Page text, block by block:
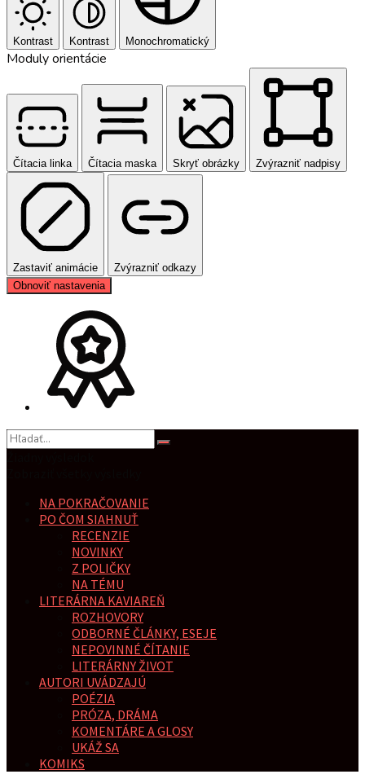
Kontrast Kontrast Monochromatický
Moduly orientácie
Čítacia linka Čítacia maska Skryť obrázky Zvýrazniť nadpisy
Zastaviť animácie
Zvýrazniť odkazy
Obnoviť nastavenia
NA POKRAČOVANIE
PO ČOM SIAHNUŤ
RECENZIE
NOVINKY
Z POLIČKY
NA TÉMU
LITERÁRNA KAVIAREŇ
ROZHOVORY
ODBORNÉ ČLÁNKY, ESEJE
NEPOVINNÉ ČÍTANIE
LITERÁRNY ŽIVOT
AUTORI UVÁDZAJÚ
POÉZIA
PRÓZA, DRÁMA
KOMENTÁRE A GLOSY
UKÁŽ SA
KOMIKS